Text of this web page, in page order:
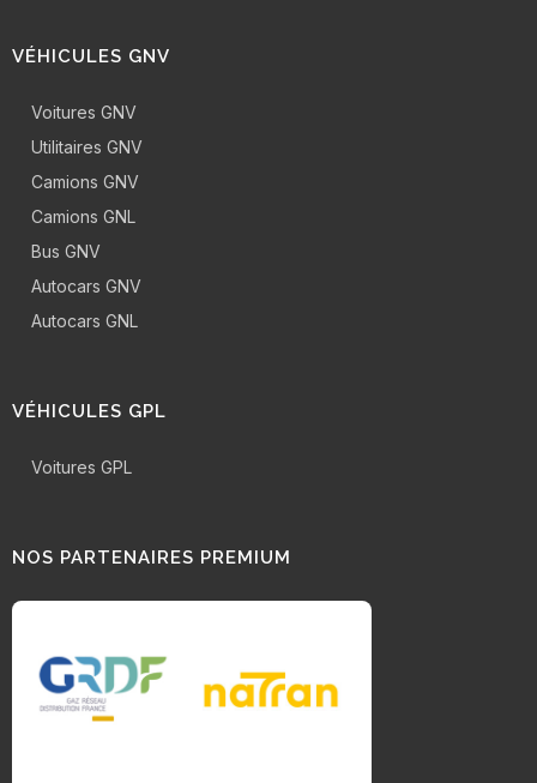
VÉHICULES GNV
Voitures GNV
Utilitaires GNV
Camions GNV
Camions GNL
Bus GNV
Autocars GNV
Autocars GNL
VÉHICULES GPL
Voitures GPL
NOS PARTENAIRES PREMIUM